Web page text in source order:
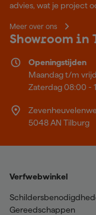
advies, wat je project
Meer over ons
Showroom
Openingstijden
Maandag t/m
Zaterdag 08:00 -
5048 AN Tilburg
Verfwebwinkel
Gereedschappen